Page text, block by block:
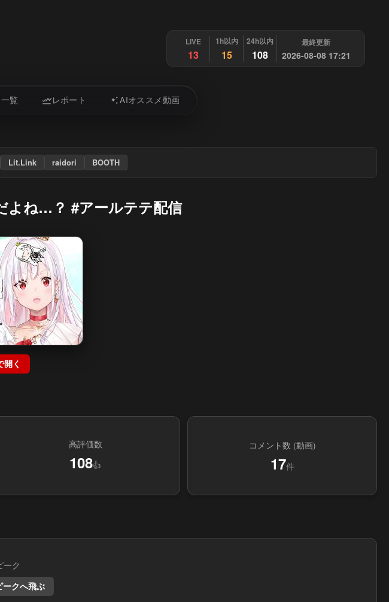
LIVE
13
1h以内
15
24h以内
108
最終更新
2026-08-08 17:21
覧 レポート AIオススメ動画
Lit.Link raidori BOOTH
よね…？ #アールテテ配信
開く
高評価数
108👍
コメント数 (動画)
17件
ーク
ークへ飛ぶ